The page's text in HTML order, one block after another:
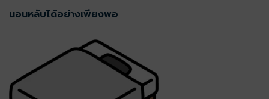
นอนหลับได้อย่างเพียงพอ